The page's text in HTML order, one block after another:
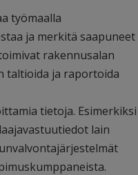
työmaalla
ja merkitä saapuneet
rakennusalan
taltioida ja raportoida
tietoja. Esimerkiksi
lain